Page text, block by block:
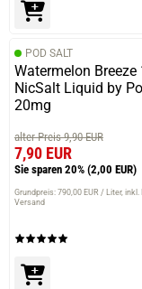
POD SALT
Watermelon Breeze
NicSalt Liquid by
20mg
alter Preis 9,90 EUR
7,90 EUR
Sie sparen 20% (2,00 EUR)
Grundpreis: 790,00 EUR / Liter inkl.
Versand